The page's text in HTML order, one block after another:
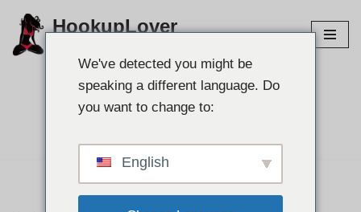
Przejdź
HookupLover
Znajdź swojego
We've detected you might be
speaking a different language. Do
you want to change to:
English